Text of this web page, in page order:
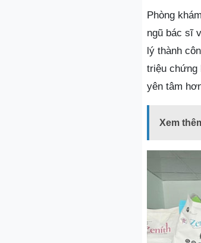
Phòng
ngũ bác sĩ
lý thành
triệu chứng
yên tâm
Xem